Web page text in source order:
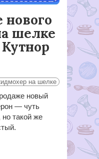
нового
шелке
на шелке
новый
— чуть
такой же